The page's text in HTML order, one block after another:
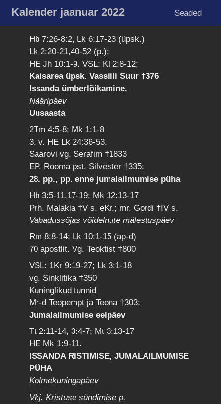
Kalender jaanuar 2022 Seaded
Hb 7:26-8:2, Lk 6:17-23 (üpsk.)
Lk 2:20-21,40-52 (p.);
HE Jh 10:1-9. VSL: Kl 2:8-12;
Kaisarea üpsk. Vassiili Suur †376
Issanda ümberlõikamine.
Nääripäev
Uusaasta
2Tm 4:5-8; Mk 1:1-8
3. v. HE Lk 24:36-53.
Saarovi vg. Serafim †1833
EP. Rooma pst. Silvester †335;
28. pp., pp. enne jumalailmumise püha
Hb 3:5-11,17-19; Mk 12:13-17
Prh. Malakia †V s. eKr.; mr. Gordi †IV s.
Vabadussõjas võidelnute mälestuspäev
Rm 8:8-14; Lk 10:1-15 (ap-d)
70 apostlit. Vg. Teoktist †800
VSL: 1Kr 9:19-27; Lk 3:1-18
vg. Sinklitika †350
Kuninglikud tunnid
Mr-d Teopempt ja Teona †303;
Jumalailmumise eelpäev
Tt 2:11-14, 3:4-7; Mt 3:13-17
HE Mk 1:9-11.
ISSANDA RISTIMISE, JUMALAILMUMISE
PÜHA
Kolmekuningapäev
Vkj. Kristuse sündimise p.